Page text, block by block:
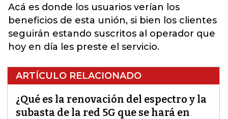
Acá es donde los usuarios verían los
beneficios de esta unión, si bien los clientes
seguirán estando suscritos al operador que
hoy en día les preste el servicio.
ARTÍCULO RELACIONADO
¿Qué es la renovación del espectro y la
subasta de la red 5G que se hará en